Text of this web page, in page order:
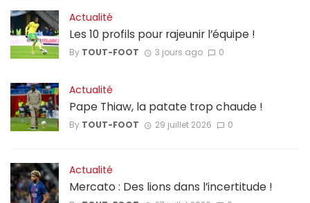
Actualité
Les 10 profils pour rajeunir l’équipe !
By TOUT-FOOT 3 jours ago 0
Actualité
Pape Thiaw, la patate trop chaude !
By TOUT-FOOT 29 juillet 2026 0
Actualité
Mercato : Des lions dans l’incertitude !